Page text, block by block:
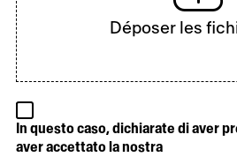
Déposer les
In questo caso, dichiarate di aver
aver accettato la nostra